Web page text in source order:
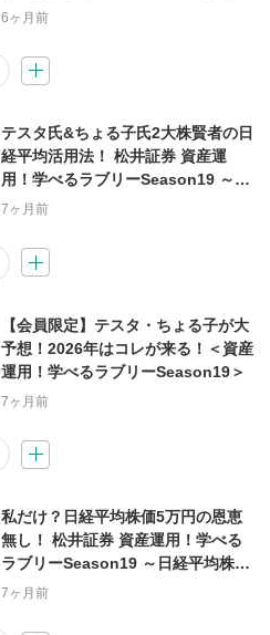
入金・出金
マーケット情報
均株価攻略編～#3
6ヶ月前
テスタ氏&ちょる子氏2大株賢者の日
経平均活用法！ 松井証券 資産運
用！学べるラブリーSeason19 ～日
経平均株価攻略編～#2
7ヶ月前
【会員限定】テスタ・ちょる子が大
予想！2026年はコレが来る！＜資産
運用！学べるラブリーSeason19＞
7ヶ月前
私だけ？日経平均株価5万円の恩恵
無し！ 松井証券 資産運用！学べる
ラブリーSeason19 ～日経平均株価
攻略編～#1
7ヶ月前